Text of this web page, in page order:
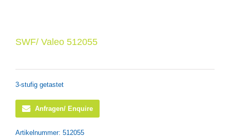
SWF/ Valeo 512055
3-stufig getastet
Anfragen/ Enquire
Artikelnummer: 512055